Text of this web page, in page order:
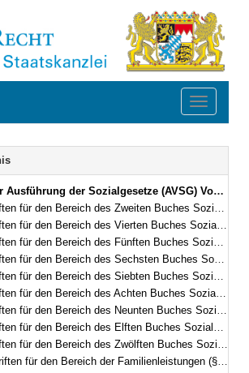
Toggle
(AVSG) Vom 2. Dezember 2008 (GVBl. S. 912, 982) BayRS 86-8-A/G (§§ 1–155)
den Bereich des Zweiten Buches Sozialgesetzbuch (§§ 1–2)
Vierten Buches Sozialgesetzbuch – Gemeinsame Vorschriften für die Sozialversicherung – (§§ 5–5f)
des Fünften Buches Sozialgesetzbuch – Gesetzliche Krankenversicherung – (§§ 6–10)
– Gesetzliche Rentenversicherung – und für den Bereich des Gesetzes über die Alterssicherung der Landwirte und des Gesetzes zur Förderung der Einstellung der landwirtschaftlichen Erwerbstätigkeit (§§ 11–15)
des Siebten Buches Sozialgesetzbuch – Gesetzliche Unfallversicherung – (§§ 16–21)
Buches Sozialgesetzbuch – Kinder- und Jugendhilfe – und für weitere Regelungen des Kinder- und Jugendhilferechts (§§ 22–40f)
Neunten Buches Sozialgesetzbuch – Rehabilitation und Teilhabe Menschen mit Behinderungen – (§§ 41–41h)
des Elften Buches Sozialgesetzbuch – Soziale Pflegeversicherung – (§§ 42–94)
Bereich des Zwölften Buches Sozialgesetzbuch – Sozialhilfe – (§§ 98–101)
für den Bereich der Familienleistungen (§§ 102–103)